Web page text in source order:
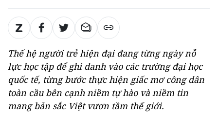
Thế hệ người trẻ hiện đại đang từng ngày nỗ
lực học tập để ghi danh vào các trường đại học
quốc tế, từng bước thực hiện giấc mơ công dân
toàn cầu bên cạnh niềm tự hào và niềm tin
mang bản sắc Việt vươn tầm thế giới.